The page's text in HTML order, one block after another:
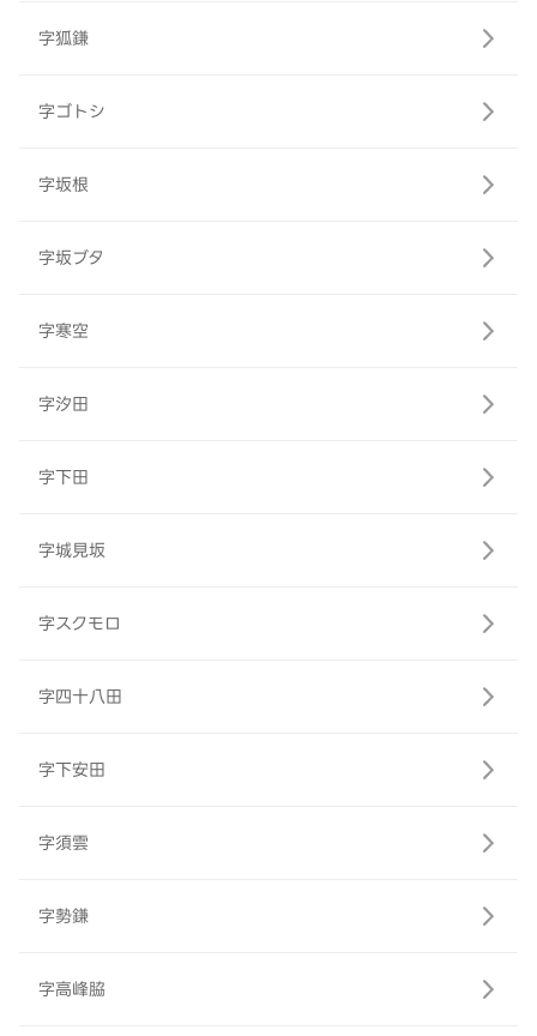
字狐鎌
字ゴトシ
字坂根
字坂ブタ
字寒空
字汐田
字下田
字城見坂
字スクモロ
字四十八田
字下安田
字須雲
字勢鎌
字高峰脇